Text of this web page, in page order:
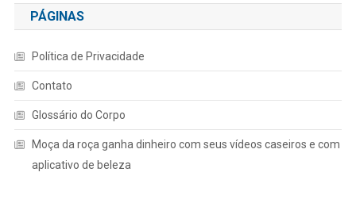
PÁGINAS
Política de Privacidade
Contato
Glossário do Corpo
Moça da roça ganha dinheiro com seus vídeos caseiros e com
aplicativo de beleza